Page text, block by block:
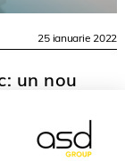
25 ianuarie 2022
un nou
electronic” a
european, în